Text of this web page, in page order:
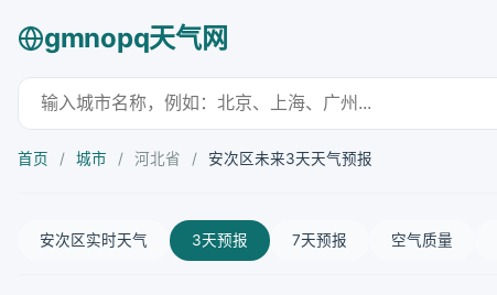
gmnopq天气网
首页 / 城市 / 河北省 / 安次区未来3天天气预报
安次区实时天气 3天预报 7天预报 空气质量